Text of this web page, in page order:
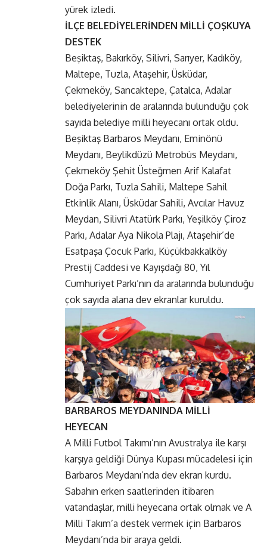
yürek izledi.
İLÇE BELEDİYELERİNDEN MİLLİ ÇOŞKUYA
DESTEK
Beşiktaş, Bakırköy, Silivri, Sarıyer, Kadıköy,
Maltepe, Tuzla, Ataşehir, Üsküdar,
Çekmeköy, Sancaktepe, Çatalca, Adalar
belediyelerinin de aralarında bulunduğu çok
sayıda belediye milli heyecanı ortak oldu.
Beşiktaş Barbaros Meydanı, Eminönü
Meydanı, Beylikdüzü Metrobüs Meydanı,
Çekmeköy Şehit Üsteğmen Arif Kalafat
Doğa Parkı, Tuzla Sahili, Maltepe Sahil
Etkinlik Alanı, Üsküdar Sahili, Avcılar Havuz
Meydan, Silivri Atatürk Parkı, Yeşilköy Çiroz
Parkı, Adalar Aya Nikola Plajı, Ataşehir’de
Esatpaşa Çocuk Parkı, Küçükbakkalköy
Prestij Caddesi ve Kayışdağı 80, Yıl
Cumhuriyet Parkı’nın da aralarında bulunduğu
çok sayıda alana dev ekranlar kuruldu.
BARBAROS MEYDANINDA MİLLİ
HEYECAN
A Milli Futbol Takımı’nın Avustralya ile karşı
karşıya geldiği Dünya Kupası mücadelesi için
Barbaros Meydanı’nda dev ekran kurdu.
Sabahın erken saatlerinden itibaren
vatandaşlar, milli heyecana ortak olmak ve A
Milli Takım’a destek vermek için Barbaros
Meydanı’nda bir araya geldi.